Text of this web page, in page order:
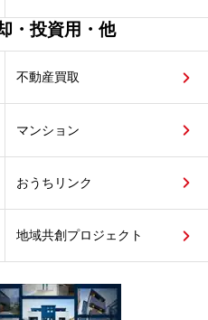
・投資用・他
不動産買取
マンション
おうちリンク
地域共創プロジェクト